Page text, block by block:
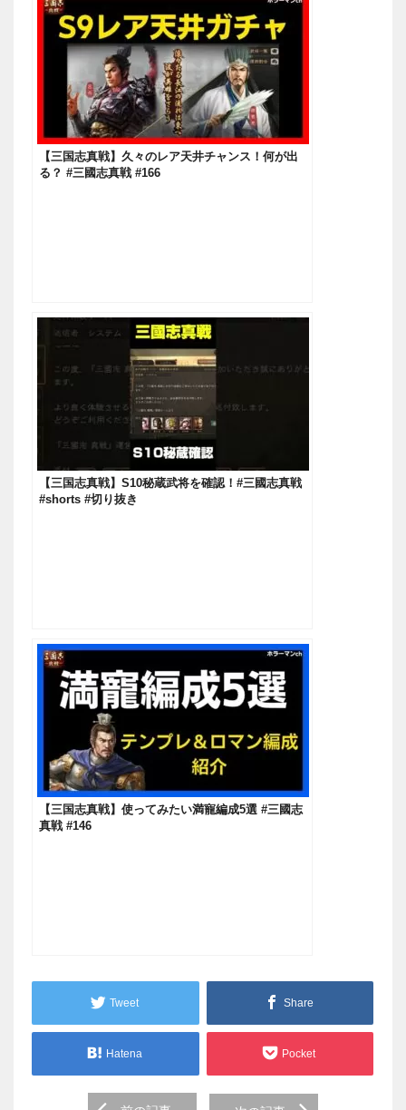
【三国志真戦】久々のレア天井チャンス！何が出
る？ #三國志真戦 #166
【三国志真戦】S10秘蔵武将を確認！#三國志真戦
#shorts #切り抜き
【三国志真戦】使ってみたい満寵編成5選 #三國志
真戦 #146
Tweet Share
Hatena Pocket